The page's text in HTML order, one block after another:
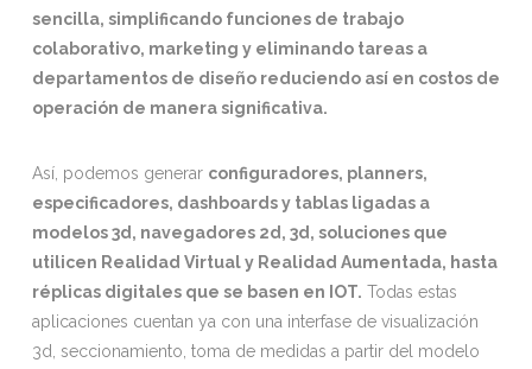
sencilla, simplificando funciones de trabajo
colaborativo, marketing y eliminando tareas a
departamentos de diseño reduciendo así en costos de
operación de manera significativa.
Así, podemos generar configuradores, planners,
especificadores, dashboards y tablas ligadas a
modelos 3d, navegadores 2d, 3d, soluciones que
utilicen Realidad Virtual y Realidad Aumentada, hasta
réplicas digitales que se basen en IOT. Todas estas
aplicaciones cuentan ya con una interfase de visualización
3d, seccionamiento, toma de medidas a partir del modelo